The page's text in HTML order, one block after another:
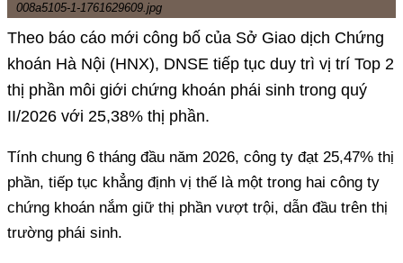
008a5105-1-1761629609.jpg
Theo báo cáo mới công bố của Sở Giao dịch Chứng
khoán Hà Nội (HNX), DNSE tiếp tục duy trì vị trí Top 2
thị phần môi giới chứng khoán phái sinh trong quý
II/2026 với 25,38% thị phần.
Tính chung 6 tháng đầu năm 2026, công ty đạt 25,47% thị
phần, tiếp tục khẳng định vị thế là một trong hai công ty
chứng khoán nắm giữ thị phần vượt trội, dẫn đầu trên thị
trường phái sinh.